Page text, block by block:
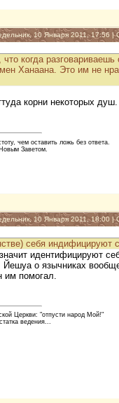
10 Января 2011,
что когда
Ханаана. Это им не
корни некоторых душ.
чем оставить ложь без ответа.
Заветом.
10 Января 2011,
себя индифицируют
идентифицируют
о язычниках
им помогал.
Церкви: "отпусти народ Мой!"
ведения...